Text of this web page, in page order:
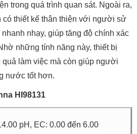
trong quá trình quan sát. Ngoài ra,
có thiết kế thân thiện với người sử
nhạy, giúp tăng độ chính xác
những tính năng này, thiết bị
quả làm việc mà còn giúp người
nước tốt hơn.
HI98131
pH, EC: 0.00 đến 6.00